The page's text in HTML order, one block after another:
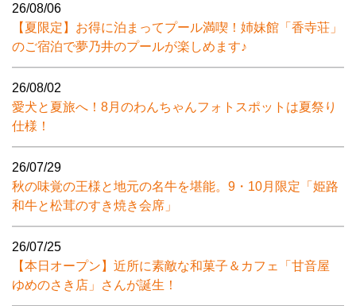
26/08/06
【夏限定】お得に泊まってプール満喫！姉妹館「香寺荘」
のご宿泊で夢乃井のプールが楽しめます♪
26/08/02
愛犬と夏旅へ！8月のわんちゃんフォトスポットは夏祭り
仕様！
26/07/29
秋の味覚の王様と地元の名牛を堪能。9・10月限定「姫路
和牛と松茸のすき焼き会席」
26/07/25
【本日オープン】近所に素敵な和菓子＆カフェ「甘音屋
ゆめのさき店」さんが誕生！